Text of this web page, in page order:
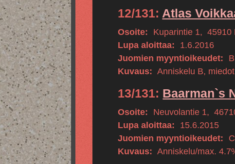
12/131: Atlas
Osoite: Kuparintie 1, 45910
Lupa aloittaa:
1.6.2016
Juomien myyntioikeudet:
B
Kuvaus: Anniskelu B,
13/131: Baarman`s
Osoite: Neuvolantie 1,
Lupa aloittaa:
15.6.2015
Juomien myyntioikeudet:
C
Kuvaus: Anniskelu/max.